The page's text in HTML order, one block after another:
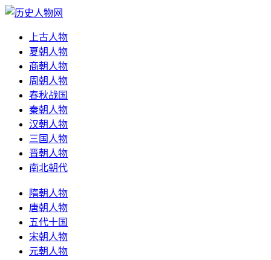
上古人物
夏朝人物
商朝人物
周朝人物
春秋战国
秦朝人物
汉朝人物
三国人物
晋朝人物
南北朝代
隋朝人物
唐朝人物
五代十国
宋朝人物
元朝人物